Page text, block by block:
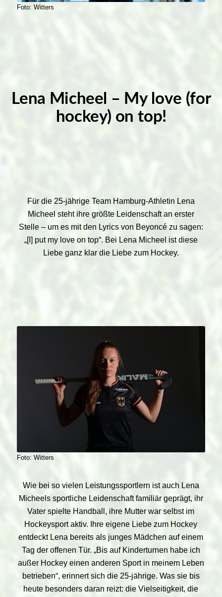
Foto: Witters
Lena Micheel – My love (for
hockey) on top!
Für die 25-jährige Team Hamburg-Athletin Lena
Micheel steht ihre größte Leidenschaft an erster
Stelle – um es mit den Lyrics von Beyoncé zu sagen:
„[I] put my love on top“. Bei Lena Micheel ist diese
Liebe ganz klar die Liebe zum Hockey.
Foto: Witters
Wie bei so vielen Leistungssportlern ist auch Lena
Micheels sportliche Leidenschaft familiär geprägt, ihr
Vater spielte Handball, ihre Mutter war selbst im
Hockeysport aktiv. Ihre eigene Liebe zum Hockey
entdeckt Lena bereits als junges Mädchen auf einem
Tag der offenen Tür. „Bis auf Kinderturnen habe ich
außer Hockey einen anderen Sport in meinem Leben
betrieben“, erinnert sich die 25-jährige. Was sie bis
heute besonders daran reizt: die Vielseitigkeit, die